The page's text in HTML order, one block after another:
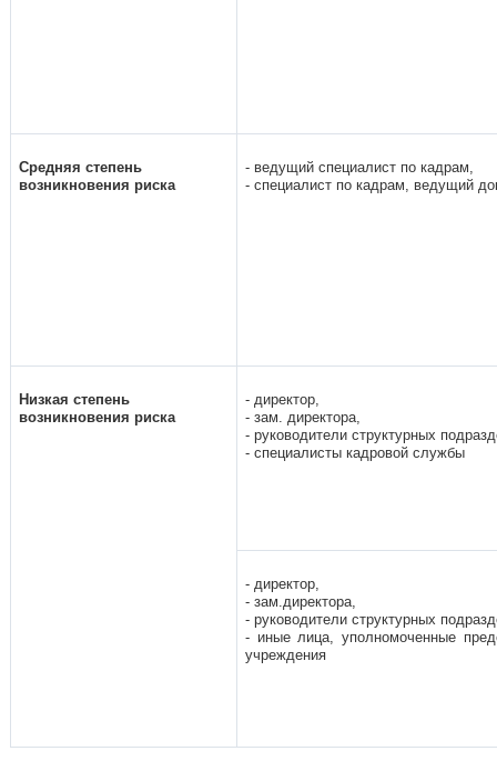
Средняя степень
возникновения риска
- ведущий специалист по кадрам,
- специалист по кадрам, ведущий
Низкая степень
возникновения риска
- директор,
- зам. директора,
- руководители структурных
- специалисты кадровой службы
- директор,
- зам.директора,
- руководители структурных
- иные лица, уполномоченные
учреждения